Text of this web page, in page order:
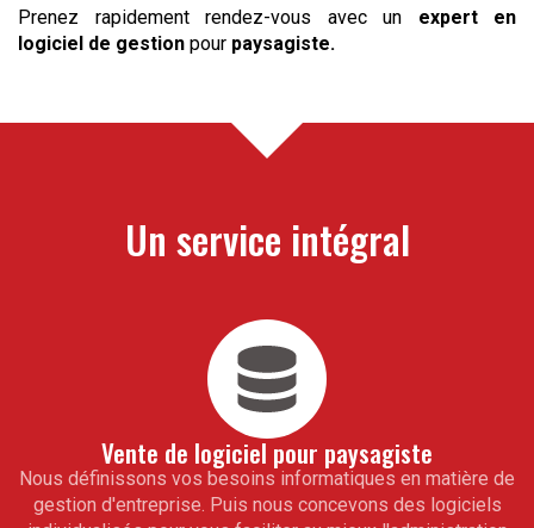
Prenez rapidement rendez-vous avec un expert en
logiciel de gestion pour paysagiste.
Un service intégral
Vente de logiciel pour paysagiste
Nous définissons vos besoins informatiques en matière de
gestion d'entreprise. Puis nous concevons des logiciels